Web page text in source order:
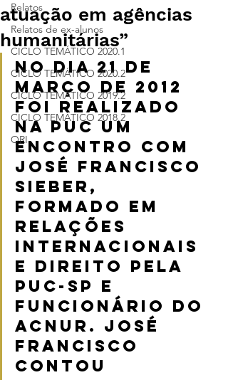
Relatos
Relatos de ex-alunos
CICLO TEMÁTICO 2020.1
CICLO TEMÁTICO 2020.2
CICLO TEMÁTICO 2019.2
CICLO TEMÁTICO 2018.2
ORI
atuação em agências
humanitárias”
No dia 21 de
março de 2012
foi realizado
na PUC um
encontro com
José Francisco
Sieber,
formado em
Relações
Internacionais
e Direito pela
PUC-SP e
funcionário do
ACNUR. José
Francisco
contou